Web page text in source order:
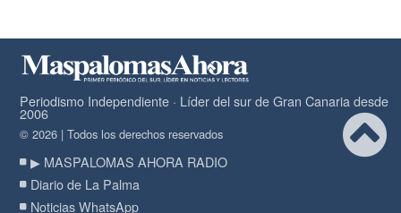
Periodismo Independiente · Líder del sur de Gran Canaria desde
2006
© 2026 | Todos los derechos reservados
▶ MASPALOMAS AHORA RADIO
Diario de La Palma
Noticias WhatsApp